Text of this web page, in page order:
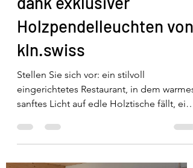
Holzpendelleuchten von
kln.swiss
Stellen Sie sich vor: ein stilvoll
eingerichtetes Restaurant, in dem warmes,
sanftes Licht auf edle Holztische fällt, eine